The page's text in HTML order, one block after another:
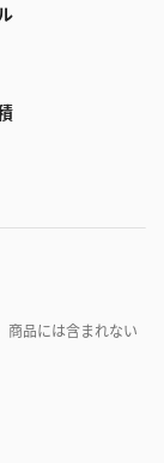
商品には含まれない